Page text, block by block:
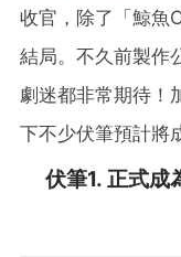
收官，除了「鯨魚
結局。不久前製作
劇迷都非常期待！
下不少伏筆預計將
伏筆1. 正式成